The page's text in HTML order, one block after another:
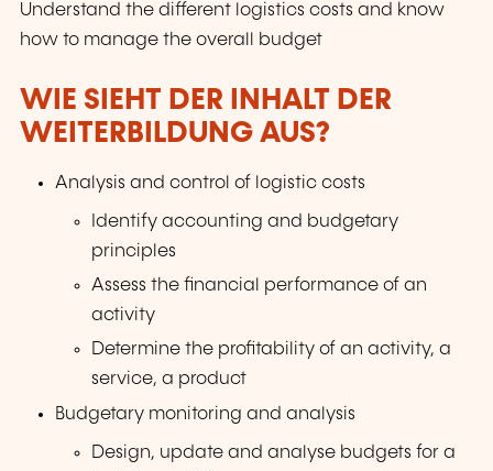
Understand the different logistics costs and know
how to manage the overall budget
WIE SIEHT DER INHALT DER
WEITERBILDUNG AUS?
Analysis and control of logistic costs
Identify accounting and budgetary
principles
Assess the financial performance of an
activity
Determine the profitability of an activity, a
service, a product
Budgetary monitoring and analysis
Design, update and analyse budgets for a